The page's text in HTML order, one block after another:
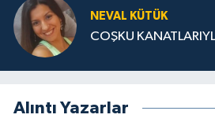
NEVAL KÜTÜK
COŞKU
Alıntı Yazarlar